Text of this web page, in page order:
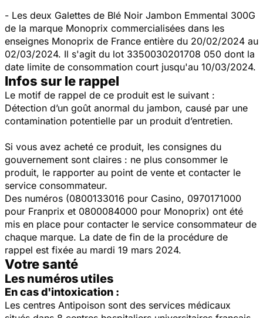
- Les deux Galettes de Blé Noir Jambon Emmental 300G
de la marque Monoprix commercialisées dans les
enseignes Monoprix de France entière du 20/02/2024 au
02/03/2024. Il s'agit du lot 3350030201708 050 dont la
date limite de consommation court jusqu'au 10/03/2024.
Infos sur le rappel
Le motif de rappel de ce produit est le suivant :
Détection d’un goût anormal du jambon, causé par une
contamination potentielle par un produit d’entretien.
Si vous avez acheté ce produit, les consignes du
gouvernement sont claires : ne plus consommer le
produit, le rapporter au point de vente et contacter le
service consommateur.
Des numéros (0800133016 pour Casino, 0970171000
pour Franprix et 0800084000 pour Monoprix) ont été
mis en place pour contacter le service consommateur de
chaque marque. La date de fin de la procédure de
rappel est fixée au mardi 19 mars 2024.
Votre santé
Les numéros utiles
En cas d'intoxication :
Les centres Antipoison sont des services médicaux